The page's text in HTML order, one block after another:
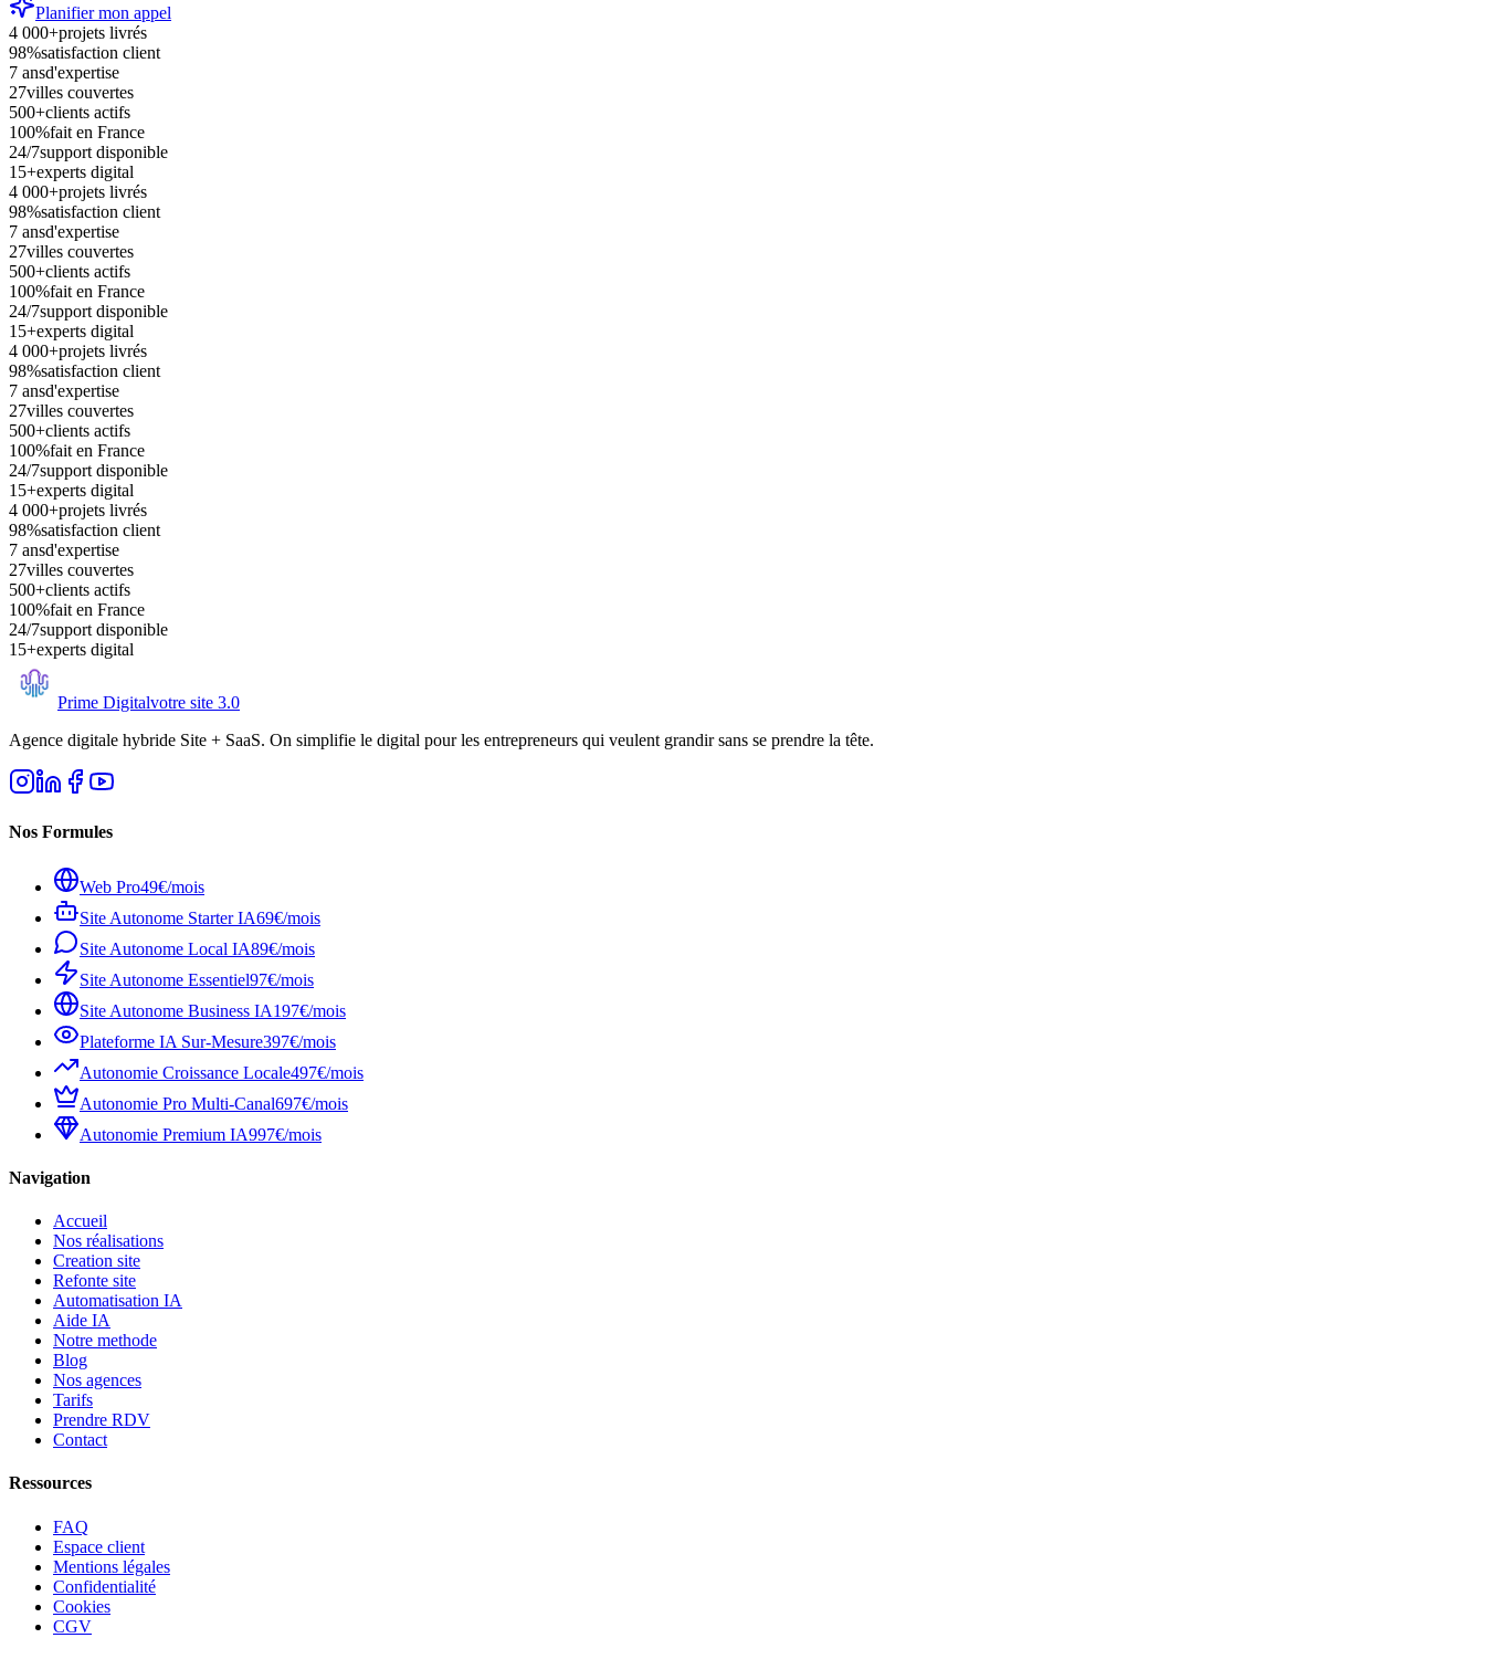
Planifier mon appel
4 000+projets livrés
98%satisfaction client
7 ansd'expertise
27villes couvertes
500+clients actifs
100%fait en France
24/7support disponible
15+experts digital
4 000+projets livrés
98%satisfaction client
7 ansd'expertise
27villes couvertes
500+clients actifs
100%fait en France
24/7support disponible
15+experts digital
4 000+projets livrés
98%satisfaction client
7 ansd'expertise
27villes couvertes
500+clients actifs
100%fait en France
24/7support disponible
15+experts digital
4 000+projets livrés
98%satisfaction client
7 ansd'expertise
27villes couvertes
500+clients actifs
100%fait en France
24/7support disponible
15+experts digital
Prime Digitalvotre site 3.0
Agence digitale hybride Site + SaaS. On simplifie le digital pour les entrepreneurs qui veulent grandir sans se prendre la tête.
Nos Formules
Web Pro49€/mois
Site Autonome Starter IA69€/mois
Site Autonome Local IA89€/mois
Site Autonome Essentiel97€/mois
Site Autonome Business IA197€/mois
Plateforme IA Sur-Mesure397€/mois
Autonomie Croissance Locale497€/mois
Autonomie Pro Multi-Canal697€/mois
Autonomie Premium IA997€/mois
Navigation
Accueil
Nos réalisations
Creation site
Refonte site
Automatisation IA
Aide IA
Notre methode
Blog
Nos agences
Tarifs
Prendre RDV
Contact
Ressources
FAQ
Espace client
Mentions légales
Confidentialité
Cookies
CGV